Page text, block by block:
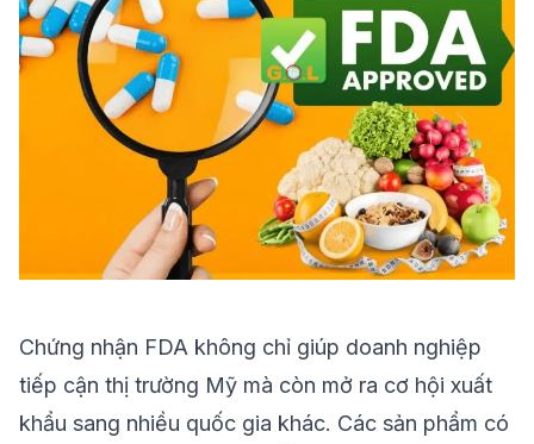
Chứng nhận FDA không chỉ giúp doanh nghiệp
tiếp cận thị trường Mỹ mà còn mở ra cơ hội xuất
khẩu sang nhiều quốc gia khác. Các sản phẩm có